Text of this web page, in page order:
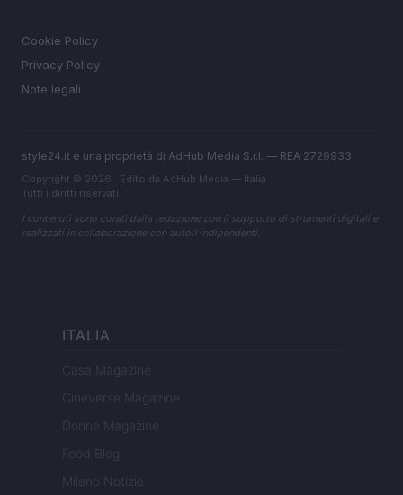
Cookie Policy
Privacy Policy
Note legali
style24.it è una proprietà di AdHub Media S.r.l. — REA 2729933
Copyright © 2026 · Edito da AdHub Media — Italia
Tutti i diritti riservati
I contenuti sono curati dalla redazione con il supporto di strumenti digitali e
realizzati in collaborazione con autori indipendenti.
ITALIA
Casa Magazine
Cineverse Magazine
Donne Magazine
Food Blog
Milano Notizie